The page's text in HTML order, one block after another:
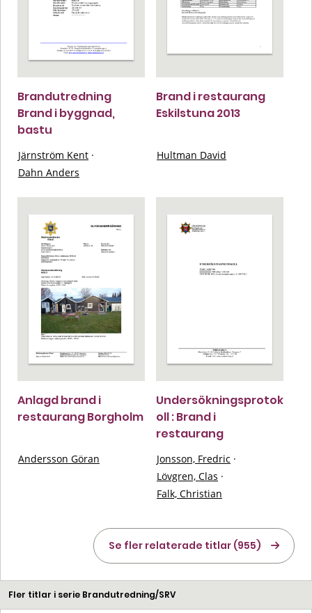
Brandutredning
Brand i byggnad,
bastu
Järnström Kent ·
Dahn Anders
Brand i restaurang
Eskilstuna 2013
Hultman David
Anlagd brand i
restaurang Borgholm
Andersson Göran
Undersökningsprotok
oll : Brand i
restaurang
Jonsson, Fredric ·
Lövgren, Clas ·
Falk, Christian
Se fler relaterade titlar (955)
Fler titlar i serie Brandutredning/SRV